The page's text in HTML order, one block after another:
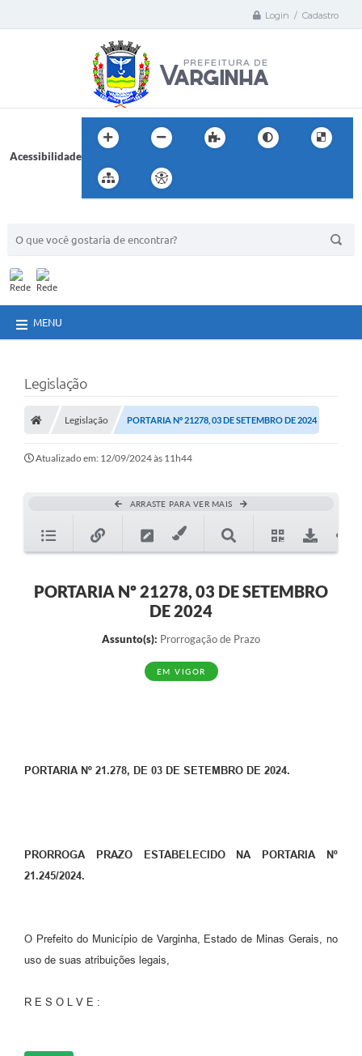
Login / Cadastro
Acessibilidade
MENU
Legislação
Legislação PORTARIA Nº 21278, 03 DE SETEMBRO DE 2024
Atualizado em: 12/09/2024 às 11h44
ARRASTE PARA VER MAIS
PORTARIA Nº 21278, 03 DE SETEMBRO
DE 2024
Assunto(s): Prorrogação de Prazo
EM VIGOR
PORTARIA Nº 21.278, DE 03 DE SETEMBRO DE 2024.
PRORROGA PRAZO ESTABELECIDO NA PORTARIA Nº
21.245/2024.
O Prefeito do Município de Varginha, Estado de Minas Gerais, no
uso de suas atribuições legais,
R E S O L V E :